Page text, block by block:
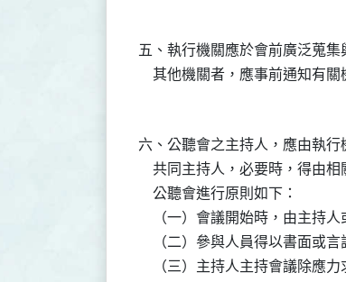
五、執行機關應於會前廣泛蒐
六、公聽會之主持人，應由執
共同主持人，必要時，得由
    公聽會進行原則如下：
（一）會議開始時，由主持
（二）參與人員得以書面或
（三）主持人主持會議除應